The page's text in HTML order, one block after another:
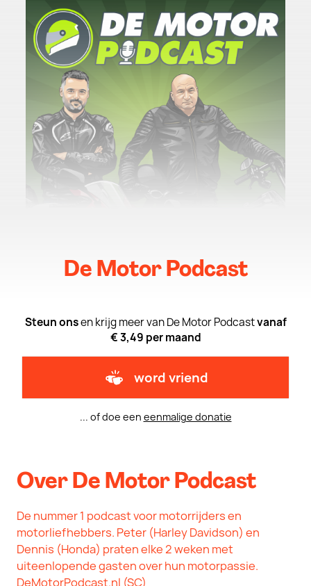
De Motor Podcast
Steun onsen krijg meer van De Motor Podcastvanaf
€ 3,49 per maand
word vriend
... of doe een eenmalige donatie
Over De Motor Podcast
De nummer 1 podcast voor motorrijders en
motorliefhebbers. Peter (Harley Davidson) en
Dennis (Honda) praten elke 2 weken met
uiteenlopende gasten over hun motorpassie.
DeMotorPodcast.nl (SC)